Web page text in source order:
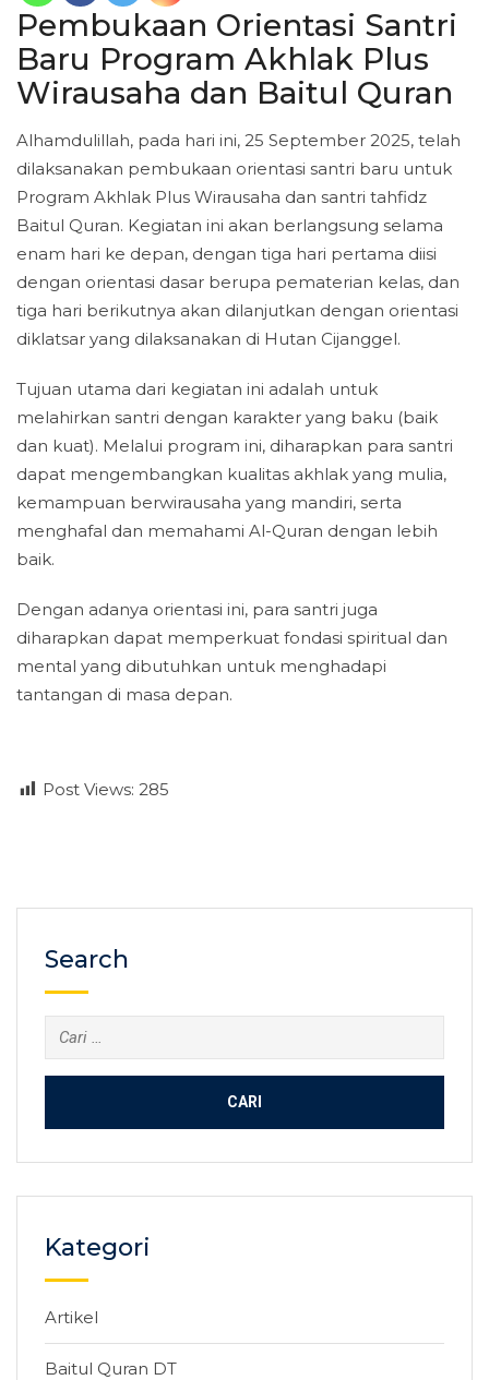
Pembukaan Orientasi Santri
Baru Program Akhlak Plus
Wirausaha dan Baitul Quran
Alhamdulillah, pada hari ini, 25 September 2025, telah
dilaksanakan pembukaan orientasi santri baru untuk
Program Akhlak Plus Wirausaha dan santri tahfidz
Baitul Quran. Kegiatan ini akan berlangsung selama
enam hari ke depan, dengan tiga hari pertama diisi
dengan orientasi dasar berupa pematerian kelas, dan
tiga hari berikutnya akan dilanjutkan dengan orientasi
diklatsar yang dilaksanakan di Hutan Cijanggel.
Tujuan utama dari kegiatan ini adalah untuk
melahirkan santri dengan karakter yang baku (baik
dan kuat). Melalui program ini, diharapkan para santri
dapat mengembangkan kualitas akhlak yang mulia,
kemampuan berwirausaha yang mandiri, serta
menghafal dan memahami Al-Quran dengan lebih
baik.
Dengan adanya orientasi ini, para santri juga
diharapkan dapat memperkuat fondasi spiritual dan
mental yang dibutuhkan untuk menghadapi
tantangan di masa depan.
Post Views: 285
Search
Cari
untuk:
Kategori
Artikel
Baitul Quran DT